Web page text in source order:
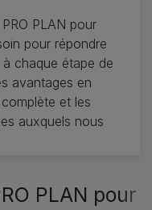
PLAN pour
pour répondre
chaque étape de
avantages en
et les
auxquels nous
PLAN pour